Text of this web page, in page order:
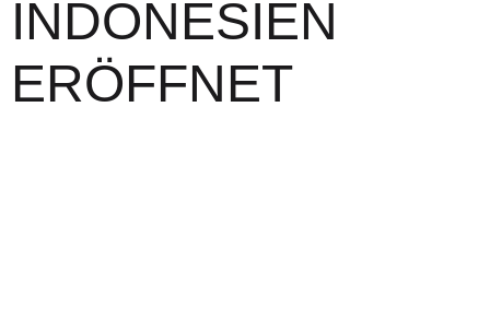
INDONESIEN
ERÖFFNET